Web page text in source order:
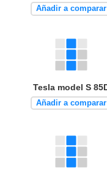
Añadir a comparar
Tesla model S
Añadir a comparar